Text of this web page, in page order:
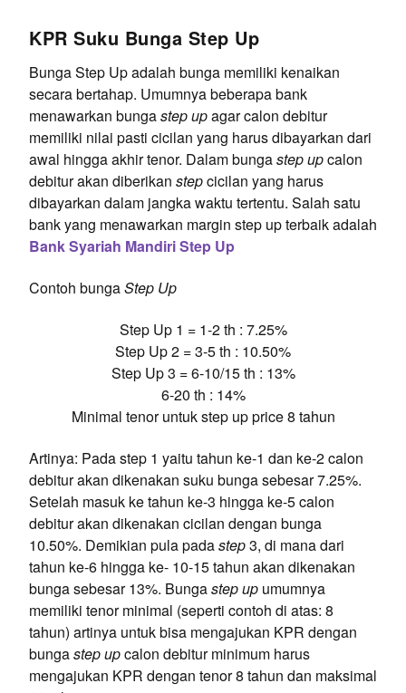
KPR Suku Bunga Step Up
Bunga Step Up adalah bunga memiliki kenaikan
secara bertahap. Umumnya beberapa bank
menawarkan bungastep upagar calon debitur
memiliki nilai pasti cicilan yang harus dibayarkan dari
awal hingga akhir tenor. Dalam bungastep upcalon
debitur akan diberikan stepcicilan yang harus
dibayarkan dalam jangka waktu tertentu. Salah satu
bank yang menawarkan margin step up terbaik adalah
Bank Syariah Mandiri Step Up
Contoh bungaStep Up
Step Up 1 = 1-2 th : 7.25%
Step Up 2 = 3-5 th : 10.50%
Step Up 3 = 6-10/15 th : 13%
6-20 th : 14%
Minimal tenor untuk step up price 8 tahun
Artinya: Pada step 1 yaitu tahun ke-1 dan ke-2 calon
debitur akan dikenakan suku bunga sebesar 7.25%.
Setelah masuk ke tahun ke-3 hingga ke-5 calon
debitur akan dikenakan cicilan dengan bunga
10.50%. Demikian pula padastep3, di mana dari
tahun ke-6 hingga ke- 10-15 tahun akan dikenakan
bunga sebesar 13%. Bungastep up umumnya
memiliki tenor minimal (seperti contoh di atas: 8
tahun) artinya untuk bisa mengajukan KPR dengan
bungastepupcalon debitur minimum harus
mengajukan KPR dengan tenor 8 tahun dan maksimal